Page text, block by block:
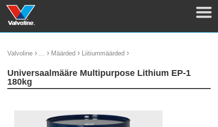
Valvoline › ... › Määrded › Liitiummäärded ›
Universaalmääre Multipurpose Lithium EP-1
180kg